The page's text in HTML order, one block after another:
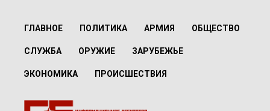
ГЛАВНОЕ ПОЛИТИКА АРМИЯ ОБЩЕСТВО
СЛУЖБА ОРУЖИЕ ЗАРУБЕЖЬЕ
ЭКОНОМИКА ПРОИСШЕСТВИЯ